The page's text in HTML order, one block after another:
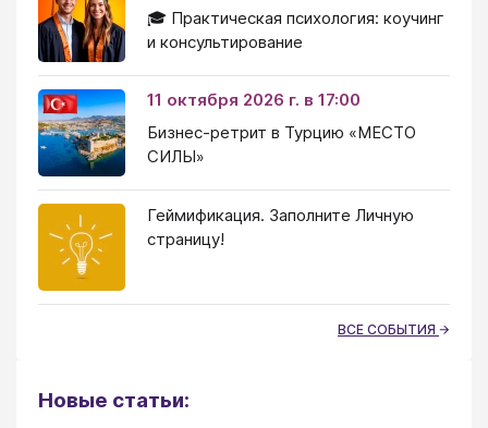
🎓 Практическая психология: коучинг
и консультирование
11 октября 2026 г. в 17:00
Бизнес-ретрит в Турцию «МЕСТО
СИЛЫ»
Геймификация. Заполните Личную
страницу!
ВСЕ СОБЫТИЯ
Новые статьи: